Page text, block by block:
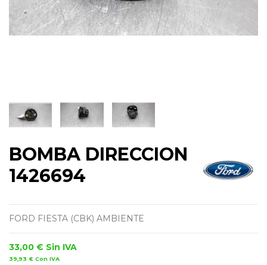
BOMBA DIRECCION
1426694
FORD FIESTA (CBK) AMBIENTE
33,00 € Sin IVA
39,93 € Con IVA